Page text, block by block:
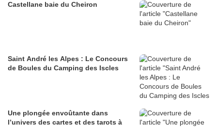
Castellane baie du Cheiron
Saint André les Alpes : Le Concours
de Boules du Camping des Iscles
Une plongée envoûtante dans
l’univers des cartes et des tarots à